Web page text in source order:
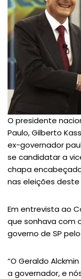
O presidente
Paulo, Gilberto
ex-governador
se candidatar a
chapa
nas eleições deste
Em entrevista ao
que sonhava com
governo de SP pelo
“O Geraldo
a governador, e